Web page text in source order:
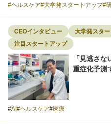
ヘルスケア 大学発スタートアップ
CEOインタビュー
大学発スタ
注目スタートアップ
「見逃さ
重症化予測
AI ヘルスケア 医療